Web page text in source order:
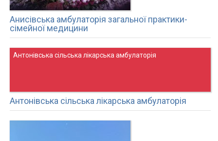
Анисівська амбулаторія загальної практики-
сімейної медицини
Антонівська сільська лікарська амбулаторія
Антонівська сільська лікарська амбулаторія